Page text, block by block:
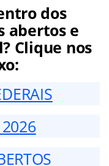
dos
abertos e
Clique nos